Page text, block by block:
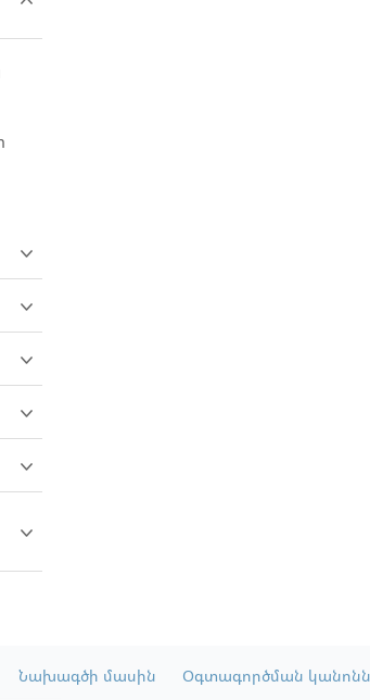
Նախագծի մասին Օգտագործման